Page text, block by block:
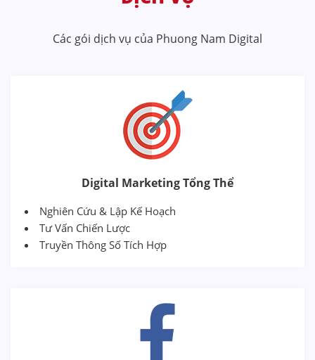
Các gói dịch vụ của Phuong Nam Digital
Digital Marketing Tổng Thể
Nghiên Cứu & Lập Kế Hoạch
Tư Vấn Chiến Lược
Truyền Thông Số Tích Hợp